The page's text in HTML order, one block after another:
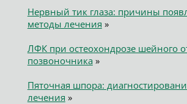
Нервный тик глаза: причины
методы лечения »
ЛФК при остеохондрозе шейного
позвоночника»
Пяточная шпора:
лечения »